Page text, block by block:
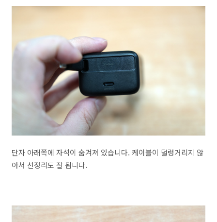
단자 아래쪽에 자석이 숨겨져 있습니다. 케이블이 덜렁거리지 않
아서 선정리도 잘 됩니다.